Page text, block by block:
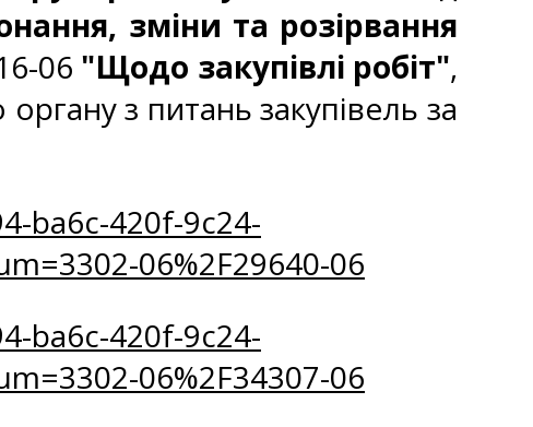
зміни та розірвання
06 "Щодо закупівлі робіт",
з питань закупівель за
ba6c-420f-9c24-
06%2F29640-06
ba6c-420f-9c24-
06%2F34307-06